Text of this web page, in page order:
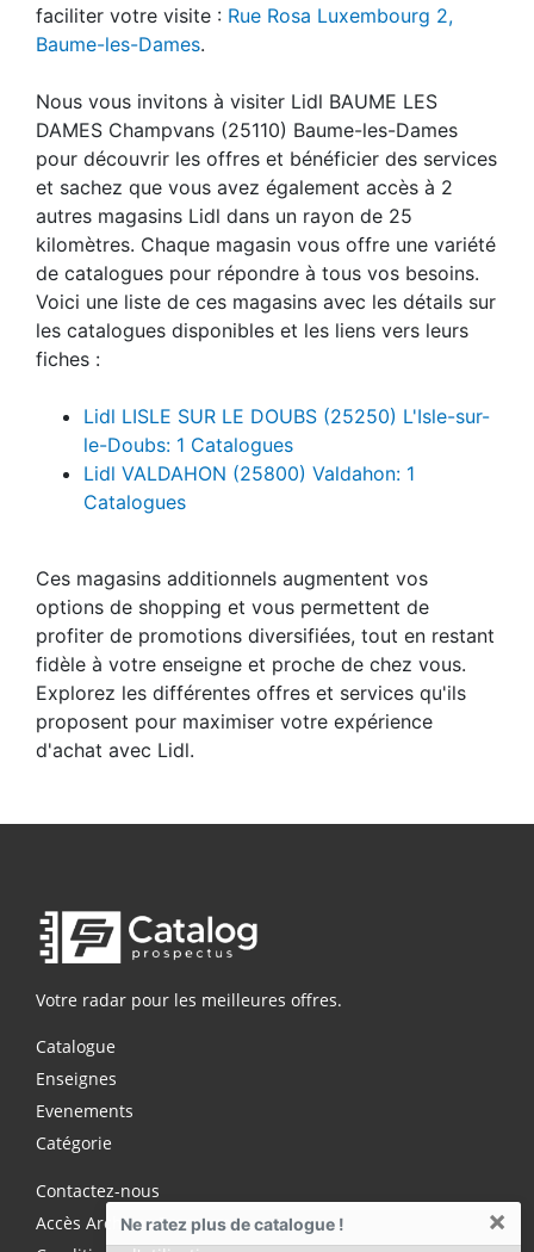
Ne ratez plus de catalogue ! ×
faciliter votre visite : Rue Rosa Luxembourg 2,
Baume-les-Dames.
Nous vous invitons à visiter Lidl BAUME LES
DAMES Champvans (25110) Baume-les-Dames
pour découvrir les offres et bénéficier des services
et sachez que vous avez également accès à 2
autres magasins Lidl dans un rayon de 25
kilomètres. Chaque magasin vous offre une variété
de catalogues pour répondre à tous vos besoins.
Voici une liste de ces magasins avec les détails sur
les catalogues disponibles et les liens vers leurs
fiches :
Lidl LISLE SUR LE DOUBS (25250) L'Isle-sur-
le-Doubs: 1 Catalogues
Lidl VALDAHON (25800) Valdahon: 1
Catalogues
Ces magasins additionnels augmentent vos
options de shopping et vous permettent de
profiter de promotions diversifiées, tout en restant
fidèle à votre enseigne et proche de chez vous.
Explorez les différentes offres et services qu'ils
proposent pour maximiser votre expérience
d'achat avec Lidl.
Votre radar pour les meilleures offres.
Catalogue
Enseignes
Evenements
Catégorie
Contactez-nous
Accès Archives Premium